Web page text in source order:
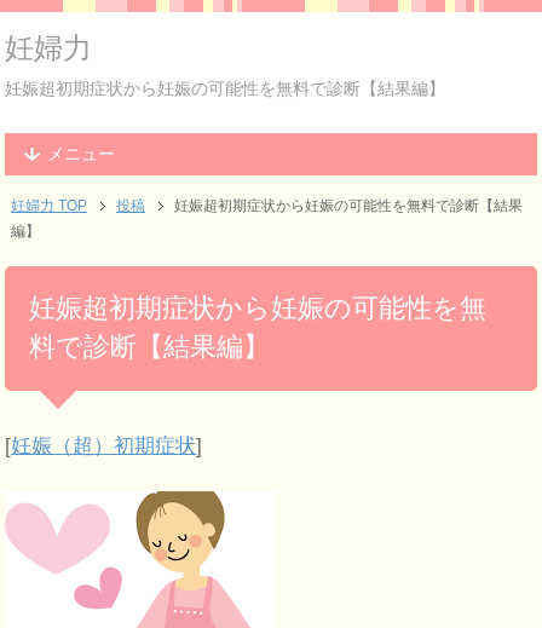
妊婦力
妊娠超初期症状から妊娠の可能性を無料で診断【結果編】
メニュー
妊婦力 TOP 投稿
妊娠超初期症状から妊娠の可能性を無料で診断【結果
編】
妊娠超初期症状から妊娠の可能性を無
料で診断【結果編】
[妊娠（超）初期症状]